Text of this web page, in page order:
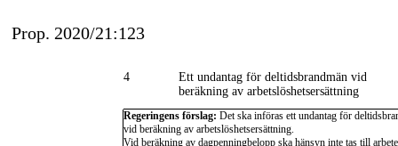
Prop. 2020/21:123
4
Ett undantag för deltidsbrandmän vid
beräkning av arbetslöshetsersättning
Regeringens förslag: Det ska införas ett undantag för
vid beräkning av arbetslöshetsersättning.
Vid beräkning av dagpenningbelopp ska hänsyn inte tas till arbete